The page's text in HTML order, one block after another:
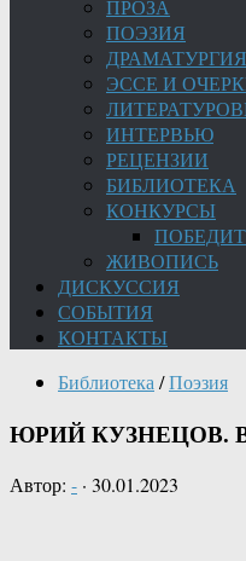
ПРОЗА
ПОЭЗИЯ
ДРАМАТУРГИЯ
ЭССЕ И
ИНТЕРВЬЮ
РЕЦЕНЗИИ
БИБЛИОТЕКА
КОНКУРСЫ
ЖИВОПИСЬ
ДИСКУССИЯ
СОБЫТИЯ
КОНТАКТЫ
Библиотека /Поэзия
ЮРИЙ КУЗНЕЦОВ.
Автор: - · 30.01.2023